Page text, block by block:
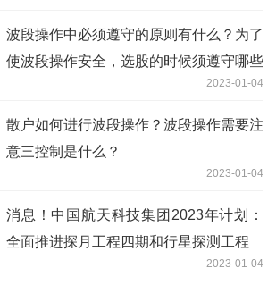
波段操作中必须遵守的原则有什么？为了
使波段操作安全，选股的时候须遵守哪些
2023-01-04
散户如何进行波段操作？波段操作需要注
意三控制是什么？
2023-01-04
消息！中国航天科技集团2023年计划：
全面推进探月工程四期和行星探测工程
2023-01-04